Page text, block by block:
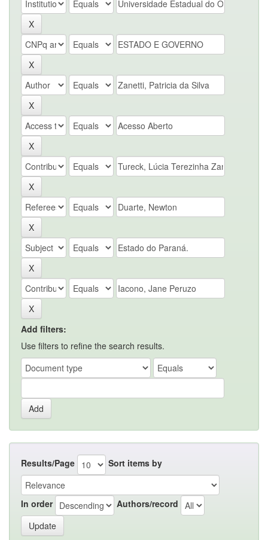
Add filters:
Use filters to refine the search results.
Results/Page Sort items by
In order Authors/record